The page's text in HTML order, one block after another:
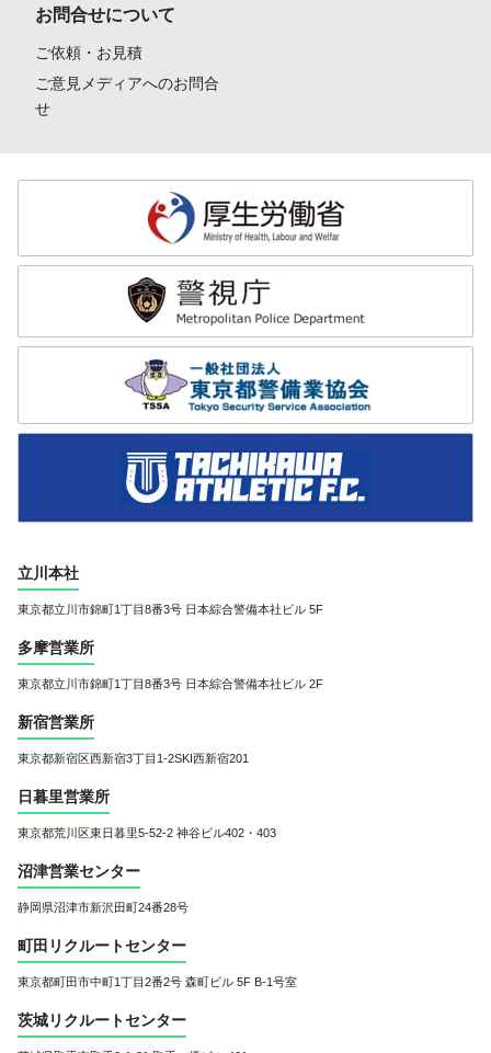
お問合せについて
ご依頼・お見積
ご意見メディアへのお問合
せ
立川本社
東京都立川市錦町1丁目8番3号 日本綜合警備本社ビル 5F
多摩営業所
東京都立川市錦町1丁目8番3号 日本綜合警備本社ビル 2F
新宿営業所
東京都新宿区西新宿3丁目1-2SKI西新宿201
日暮里営業所
東京都荒川区東日暮里5-52-2 神谷ビル402・403
沼津営業センター
静岡県沼津市新沢田町24番28号
町田リクルートセンター
東京都町田市中町1丁目2番2号 森町ビル 5F B-1号室
茨城リクルートセンター